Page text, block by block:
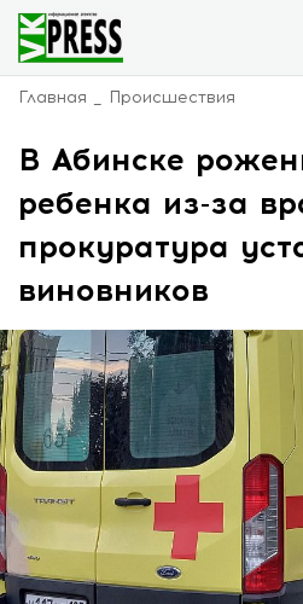
Главная Происшествия
В Абинске
ребенка из-за
прокуратура
виновников